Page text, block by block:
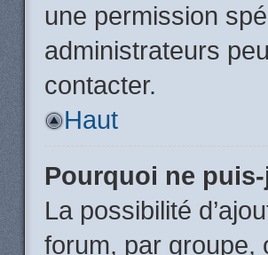
une permission
administrateurs
contacter.
Haut
Pourquoi ne
La possibilité
forum, par groupe,